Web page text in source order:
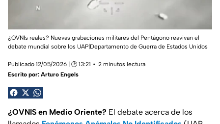
¿OVNIs reales? Nuevas grabaciones militares del Pentágono reavivan el
debate mundial sobre los UAP|Departamento de Guerra de Estados Unidos
Publicado 12/05/2026 | 🕑 13:21
2 minutos lectura
Escrito por: Arturo Engels
¿OVNIS en Medio Oriente? El debate acerca de los